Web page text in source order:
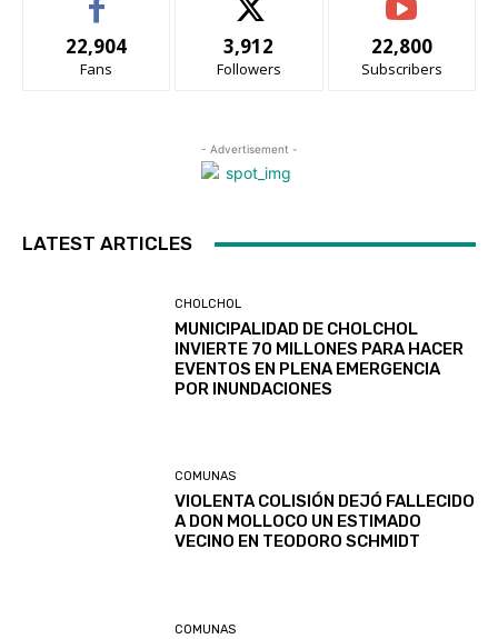
22,904
Fans
3,912
Followers
22,800
Subscribers
- Advertisement -
LATEST ARTICLES
CHOLCHOL
MUNICIPALIDAD DE CHOLCHOL
INVIERTE 70 MILLONES PARA HACER
EVENTOS EN PLENA EMERGENCIA
POR INUNDACIONES
COMUNAS
VIOLENTA COLISIÓN DEJÓ FALLECIDO
A DON MOLLOCO UN ESTIMADO
VECINO EN TEODORO SCHMIDT
COMUNAS